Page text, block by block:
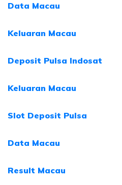
Data Macau
Keluaran Macau
Deposit Pulsa Indosat
Keluaran Macau
Slot Deposit Pulsa
Data Macau
Result Macau